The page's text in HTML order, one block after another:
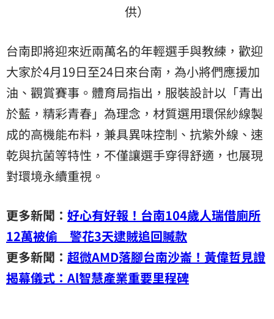
供）
台南即將迎來近兩萬名的年輕選手與教練，歡迎
大家於4月19日至24日來台南，為小將們應援加
油、觀賞賽事。體育局指出，服裝設計以「青出
於藍，精彩青春」為理念，材質選用環保紗線製
成的高機能布料，兼具異味控制、抗紫外線、速
乾與抗菌等特性，不僅讓選手穿得舒適，也展現
對環境永續重視。
更多新聞： 好心有好報！台南104歲人瑞借廁所
12萬被偷 警花3天逮賊追回贓款
更多新聞： 超微AMD落腳台南沙崙！黃偉哲見證
揭幕儀式：Al智慧產業重要里程碑